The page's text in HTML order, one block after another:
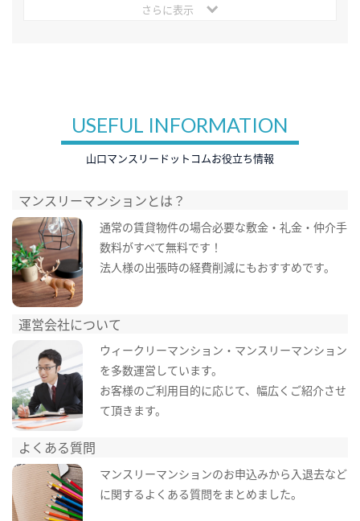
さらに表示
USEFUL INFORMATION
山口マンスリードットコムお役立ち情報
マンスリーマンションとは？
通常の賃貸物件の場合必要な敷金・礼金・仲介手
数料がすべて無料です！
法人様の出張時の経費削減にもおすすめです。
運営会社について
ウィークリーマンション・マンスリーマンション
を多数運営しています。
お客様のご利用目的に応じて、幅広くご紹介させ
て頂きます。
よくある質問
マンスリーマンションのお申込みから入退去など
に関するよくある質問をまとめました。